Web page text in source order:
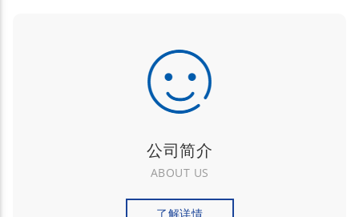
公司简介
ABOUT US
了解详情